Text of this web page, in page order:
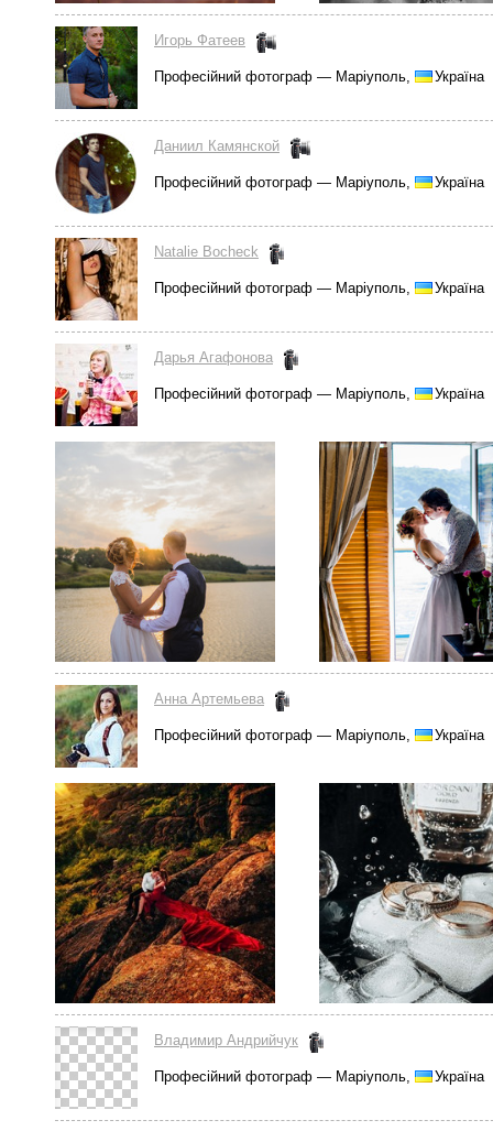
Игорь Фатеев
Професійний фотограф — Маріуполь, Україна
Даниил Камянской
Професійний фотограф — Маріуполь, Україна
Natalie Bocheck
Професійний фотограф — Маріуполь, Україна
Дарья Агафонова
Професійний фотограф — Маріуполь, Україна
Анна Артемьева
Професійний фотограф — Маріуполь, Україна
Владимир Андрийчук
Професійний фотограф — Маріуполь, Україна